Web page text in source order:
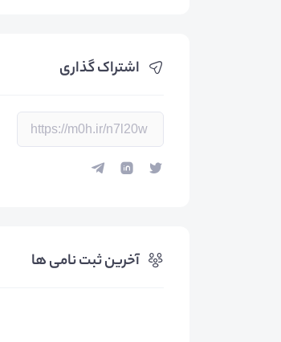
اشتراک گذاری
آخرین ثبت نامی ها